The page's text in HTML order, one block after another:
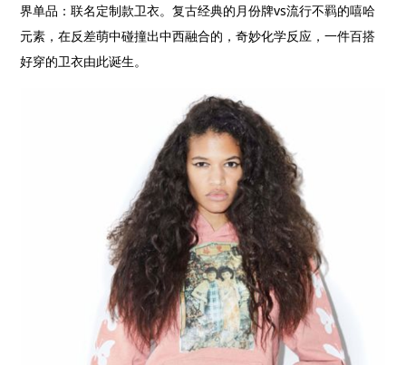
界单品：联名定制款卫衣。复古经典的月份牌vs流行不羁的嘻哈
元素，在反差萌中碰撞出中西融合的，奇妙化学反应，一件百搭
好穿的卫衣由此诞生。